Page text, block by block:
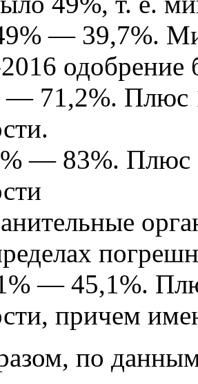
— 39,7%.
2016
71,2%. Плюс
— 83%. Плюс
— 45,1%.
причем
по